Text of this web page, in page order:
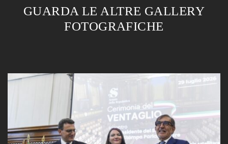
GUARDA LE ALTRE GALLERY
FOTOGRAFICHE